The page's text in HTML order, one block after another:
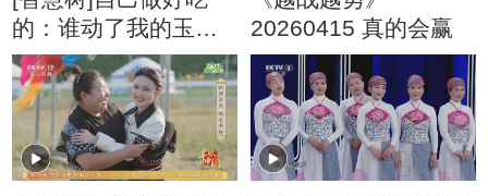
的：谁动了我的玉米
饼
20260415 真的会赢